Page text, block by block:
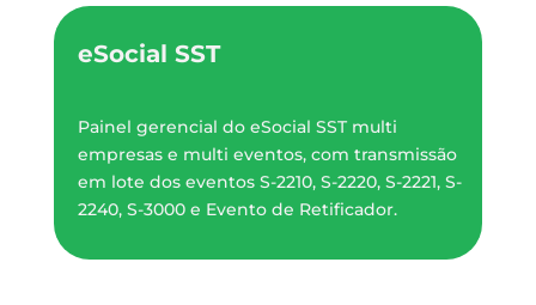
eSocial SST
Painel gerencial do eSocial SST multi
empresas e multi eventos, com transmissão
em lote dos eventos S-2210, S-2220, S-2221, S-
2240, S-3000 e Evento de Retificador.